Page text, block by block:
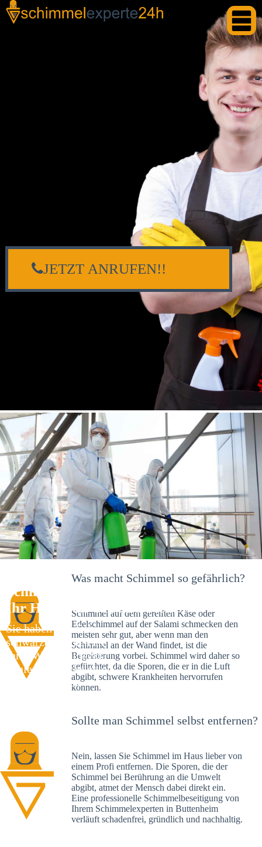
Schimmelexperte in Buttenheim –
Ihr Helfer an Ort und Stelle
Sie haben kürzlich
schwarze Flecken an
Ihrer Wand entdeckt?
Schlechte Nachrichten:
Sie haben einen
JETZT ANRUFEN!!
Was macht Schimmel so gefährlich?
Schimmel auf dem gereiften Käse oder
Edelschimmel auf der Salami schmecken den
meisten sehr gut, aber wenn man den
Schimmel an der Wand findet, ist die
Begeisterung vorbei. Schimmel wird daher so
gefürchtet, da die Sporen, die er in die Luft
abgibt, schwere Krankheiten hervorrufen
können.
Sollte man Schimmel selbst entfernen?
Nein, lassen Sie Schimmel im Haus lieber von
einem Profi entfernen. Die Sporen, die der
Schimmel bei Berührung an die Umwelt
abgibt, atmet der Mensch dabei direkt ein.
Eine professionelle Schimmelbeseitigung von
Ihrem Schimmelexperten in Buttenheim
verläuft schadenfrei, gründlich und nachhaltig.